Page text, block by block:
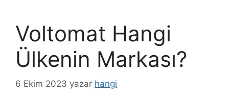
Voltomat Hangi
Ülkenin Markası?
6 Ekim 2023 yazar hangi